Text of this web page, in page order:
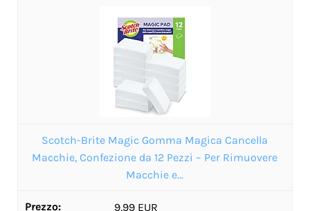
Scotch-Brite Magic Gomma Magica Cancella
Macchie, Confezione da 12 Pezzi – Per Rimuovere
Macchie e...
9,99 EUR